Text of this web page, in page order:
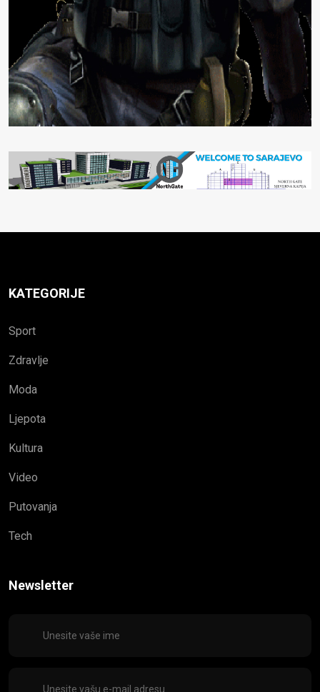
KATEGORIJE
Sport
Zdravlje
Moda
Ljepota
Kultura
Video
Putovanja
Tech
Newsletter